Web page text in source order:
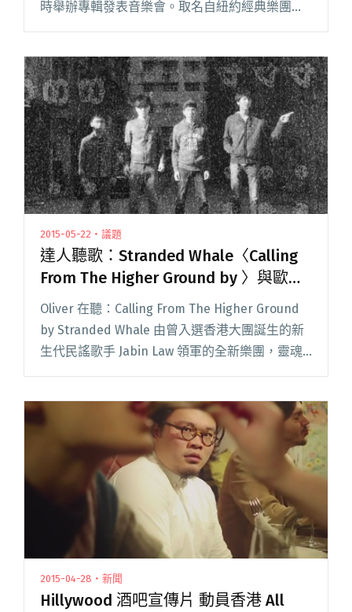
時舉辦專輯發表音樂會。取名自紐約經典樂團
"正宗維港巨星匯 Teenage Riot 青年爆炸鳩響樂
會"
2015-05-22・議題
達人聽歌：Stranded Whale〈Calling
From The Higher Ground by 〉與歐美
大牌樂團比較也毫不失禮
Oliver 在聽：Calling From The Higher Ground
by Stranded Whale 由曾入選香港大團誕生的新
生代民謠歌手 Jabin Law 領軍的全新樂團，靈魂
人物 Jabin 的詞曲與演唱能力已經是信心閱讀全
The Higher Ground by 〉與歐美大牌樂團比較也
毫不失禮"
2015-04-28・新聞
Hillywood 酒吧宣傳片 動員香港 All